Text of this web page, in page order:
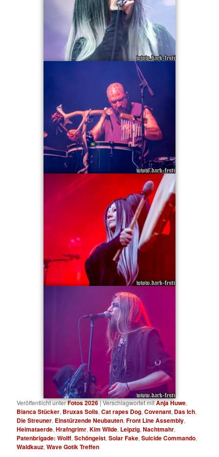
Veröffentlicht unterFotos 2026|Verschlagwortet mitAnja Huwe,
Bianca Stücker, Bruxas Solis,Cat rapes Dog,Covenant, Das Ich,
Die Streuner, Einstürzende Neubauten,Front Line Assembly,
Heimataerde,Hrafngrimr,Kim Wilde, Leipzig,Nachtmahr,
Patenbrigade: Wolff,Schöngeist,Solar Fake,Suicide Commando,
Waldkauz,Wave Gotik Treffen